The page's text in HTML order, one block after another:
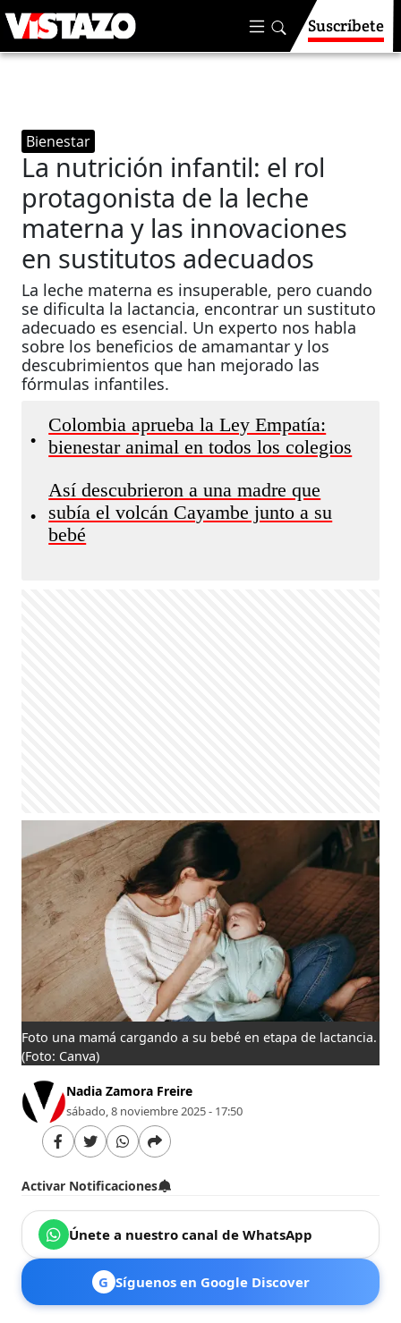
Suscríbete
Bienestar
La nutrición infantil: el rol
protagonista de la leche
materna y las innovaciones
en sustitutos adecuados
La leche materna es insuperable, pero cuando
se dificulta la lactancia, encontrar un sustituto
adecuado es esencial. Un experto nos habla
sobre los beneficios de amamantar y los
descubrimientos que han mejorado las
fórmulas infantiles.
•
Colombia aprueba la Ley Empatía:
bienestar animal en todos los colegios
•
Así descubrieron a una madre que
subía el volcán Cayambe junto a su
bebé
Foto una mamá cargando a su bebé en etapa de lactancia.
(Foto: Canva)
Nadia Zamora Freire
sábado, 8 noviembre 2025 - 17:50
Activar Notificaciones
Únete a nuestro canal de WhatsApp
G Síguenos en Google Discover